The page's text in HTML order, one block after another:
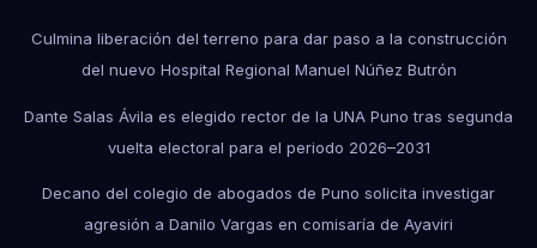
Culmina liberación del terreno para dar paso a la construcción
del nuevo Hospital Regional Manuel Núñez Butrón
Dante Salas Ávila es elegido rector de la UNA Puno tras segunda
vuelta electoral para el periodo 2026–2031
Decano del colegio de abogados de Puno solicita investigar
agresión a Danilo Vargas en comisaría de Ayaviri